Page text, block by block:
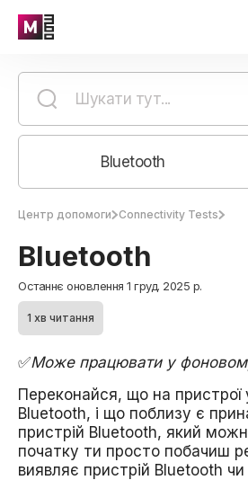
Центр допомоги Connectivity Tests
Bluetooth
Останнє оновлення 1 груд. 2025 р.
1 хв читання
✅Може працювати у
Переконайся, що на пристрої
Bluetooth, і що поблизу є
пристрій Bluetooth, який
початку ти просто побачиш
виявляє пристрій Bluetooth чи